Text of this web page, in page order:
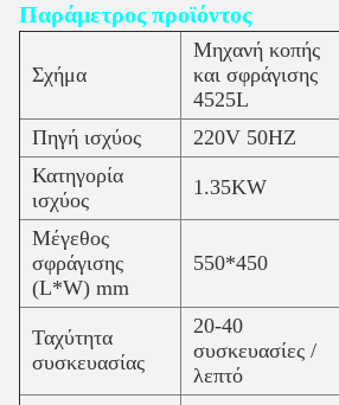
Παράμετρος προϊόντος
Σχήμα
Μηχανή κοπής
και σφράγισης
4525L
Πηγή ισχύος
220V 50HZ
Κατηγορία
ισχύος
1.35KW
Μέγεθος
σφράγισης
(L*W) mm
550*450
Ταχύτητα
συσκευασίας
20-40
συσκευασίες /
λεπτό